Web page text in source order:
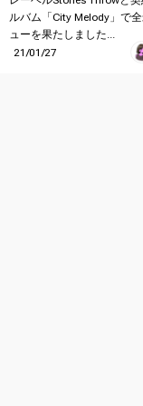
ルバム「City Melody」で
ューを果たしました...
21/01/27